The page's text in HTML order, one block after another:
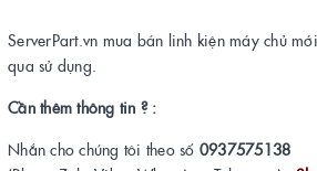
ServerPart.vn mua bán linh kiện máy chủ
qua sử dụng.
Cần thêm thông tin ? :
Nhắn cho chúng tôi theo số 0937575138